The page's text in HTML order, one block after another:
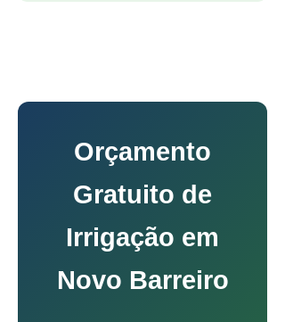
Orçamento
Gratuito de
Irrigação em
Novo Barreiro